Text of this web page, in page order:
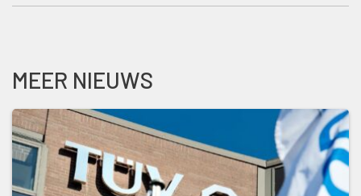
MEER NIEUWS